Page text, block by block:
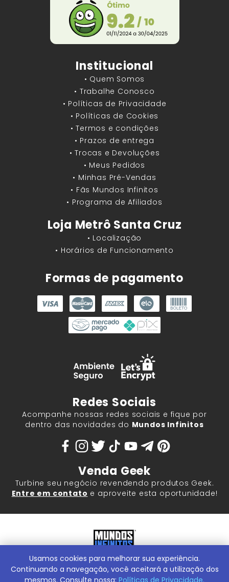
Institucional
• Quem Somos
• Trabalhe Conosco
• Políticas de Privacidade
• Políticas de Cookies
• Termos e condições
• Prazos de entrega
• Trocas e Devoluções
• Meus Pedidos
• Minhas Pré-Vendas
• Fãs Mundos Infinitos
• Programa de Afiliados
Loja Metrô Santa Cruz
• Localização
• Horários de Funcionamento
Formas de pagamento
Redes Sociais
Acompanhe nossas redes sociais e fique por
dentro das novidades do Mundos Infinitos
Venda Geek
Turbine seu negócio revendendo produtos Geek.
Entre em contato e aproveite esta oportunidade!
Mundos Infinitos - Publicações e Geek Store |ContentStuff
Publicações e Assinaturas Ltda. CNPJ - 05.859.917/0001-60.
Conheça nossa Loja Física:Rua Machado Bitencourt, 291 -
Usamos cookies para melhorar sua experiência.
Continuando a navegação, você aceitará a utilização dos
mesmos. Consulte nossa: Políticas de Privacidade.